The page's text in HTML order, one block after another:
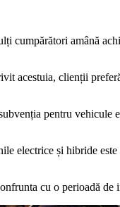
cumpărători amână
acestuia, clienții
pentru vehicule
electrice și hibride
cu o perioadă de